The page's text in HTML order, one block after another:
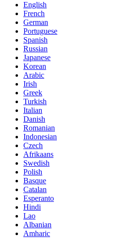
English
French
German
Portuguese
Spanish
Russian
Japanese
Korean
Arabic
Irish
Greek
Turkish
Italian
Danish
Romanian
Indonesian
Czech
Afrikaans
Swedish
Polish
Basque
Catalan
Esperanto
Hindi
Lao
Albanian
Amharic